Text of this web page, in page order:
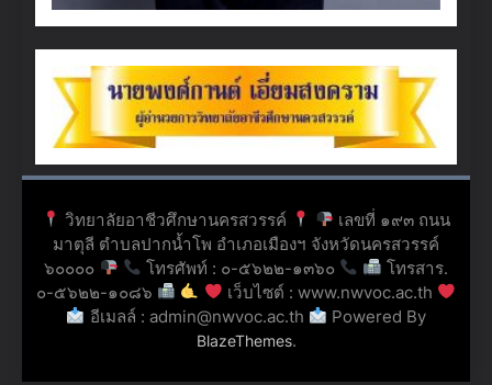
วิทยาลัยอาชีวศึกษานครสวรรค์
เลขที่ ๑๙๓ ถนน
มาตุลี ตำบลปากน้ำโพ อำเภอเมืองฯ จังหวัดนครสวรรค์
๖๐๐๐๐
โทรศัพท์ : ๐-๕๖๒๒-๑๓๖๐
โทรสาร.
๐-๕๖๒๒-๑๐๘๖
เว็บไซต์ : www.nwvoc.ac.th
อีเมลล์ : admin@nwvoc.ac.th
Powered By
BlazeThemes.